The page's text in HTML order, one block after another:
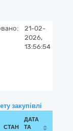
21-02-
2026,
13:56:54
закупівлі
СТАН
ДАТА
ТА